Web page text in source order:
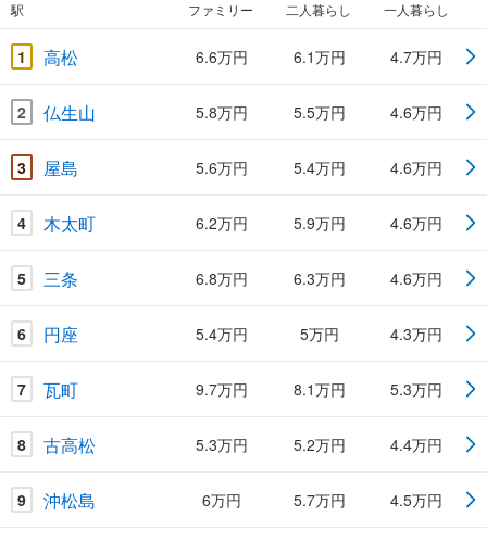
駅 ファミリー 二人暮らし 一人暮らし
1 高松 6.6万円 6.1万円 4.7万円
2 仏生山 5.8万円 5.5万円 4.6万円
3 屋島 5.6万円 5.4万円 4.6万円
4 木太町 6.2万円 5.9万円 4.6万円
5 三条 6.8万円 6.3万円 4.6万円
6 円座 5.4万円 5万円 4.3万円
7 瓦町 9.7万円 8.1万円 5.3万円
8 古高松 5.3万円 5.2万円 4.4万円
9 沖松島 6万円 5.7万円 4.5万円